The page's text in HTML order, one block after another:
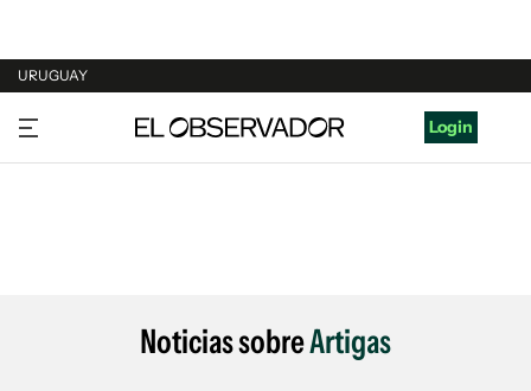
URUGUAY
URUGUAY
ARGENTINA
Login
Noticias sobreArtigas